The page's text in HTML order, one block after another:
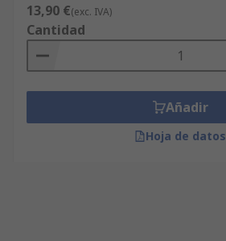
13,90 €(exc. IVA)
Cantidad
Añadir
Hoja de datos